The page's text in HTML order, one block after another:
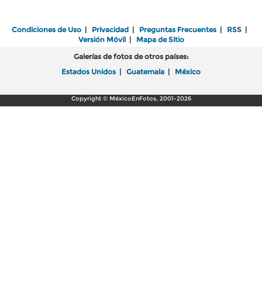
Condiciones de Uso | Privacidad | Preguntas Frecuentes | RSS |
Versión Móvil| Mapa de Sitio
Galerías de fotos de otros países:
Estados Unidos | Guatemala | México
Copyright © MéxicoEnFotos, 2001-2026